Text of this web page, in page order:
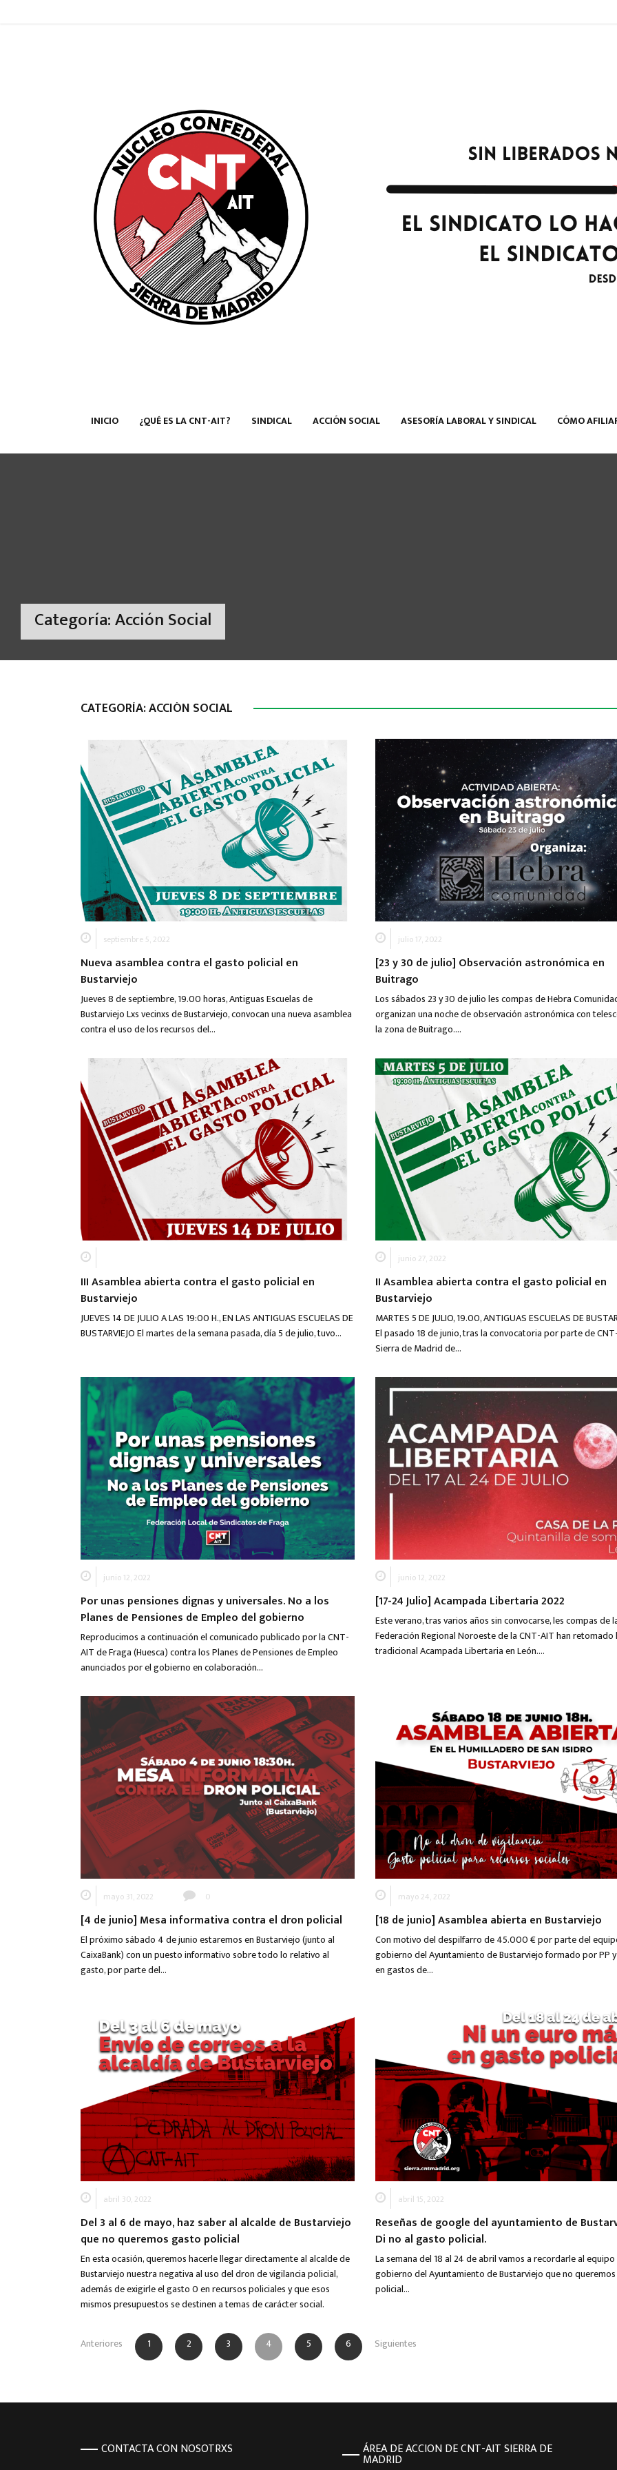
Madrid
INICIO ¿QUÉ ES LA CNT-AIT? SINDICAL ACCIÓN SOCIAL ASESORÍA LABORAL Y SINDICAL CÓMO
Categoría:Acción Social
CATEGORÍA:ACCIÓN SOCIAL
septiembre 5, 2022
Nueva asamblea contra el gasto policial en
Bustarviejo
Jueves 8 de septiembre, 19.00 horas, Antiguas Escuelas de
Bustarviejo Lxs vecinxs de Bustarviejo, convocan una nueva asamblea
contra el uso de los recursos del…
julio 17, 2022
[23 y 30 de julio] Observación astronómica en
Buitrago
Los sábados 23 y 30 de julio les compas de Hebra
organizan una noche de observación astronómica con
la zona de Buitrago….
III Asamblea abierta contra el gasto policial en
Bustarviejo
JUEVES 14 DE JULIO A LAS 19:00 H., EN LAS ANTIGUAS ESCUELAS DE
BUSTARVIEJO El martes de la semana pasada, día 5 de julio, tuvo…
junio 27, 2022
II Asamblea abierta contra el gasto policial en
Bustarviejo
MARTES 5 DE JULIO, 19.00, ANTIGUAS ESCUELAS DE
El pasado 18 de junio, tras la convocatoria por parte de
Sierra de Madrid de…
junio 12, 2022
Por unas pensiones dignas y universales. No a los
Planes de Pensiones de Empleo del gobierno
Reproducimos a continuación el comunicado publicado por la CNT-
AIT de Fraga (Huesca) contra los Planes de Pensiones de Empleo
anunciados por el gobierno en colaboración…
junio 12, 2022
[17-24 Julio] Acampada Libertaria 2022
Este verano, tras varios años sin convocarse, les compas de
Federación Regional Noroeste de la CNT-AIT han retomado
tradicional Acampada Libertaria en León….
mayo 31, 2022 0
[4 de junio] Mesa informativa contra el dron policial
El próximo sábado 4 de junio estaremos en Bustarviejo (junto al
CaixaBank) con un puesto informativo sobre todo lo relativo al
gasto, por parte del…
mayo 24, 2022
[18 de junio] Asamblea abierta en Bustarviejo
Con motivo del despilfarro de 45.000 € por parte del
gobierno del Ayuntamiento de Bustarviejo formado por PP y
en gastos de…
abril 30, 2022
Del 3 al 6 de mayo, haz saber al alcalde de Bustarviejo
que no queremos gasto policial
En esta ocasión, queremos hacerle llegar directamente al alcalde de
Bustarviejo nuestra negativa al uso del dron de vigilancia policial,
además de exigirle el gasto 0 en recursos policiales y que esos
mismos presupuestos se destinen a temas de carácter social.
abril 15, 2022
Reseñas de google del ayuntamiento de
Di no al gasto policial.
La semana del 18 al 24 de abril vamos a recordarle al
gobierno del Ayuntamiento de Bustarviejo que no
policial…
Paginación de entradas
Anteriores 1 2 3 4 5 6 Siguientes
CONTACTA CON NOSOTRXS ÁREA DE ACCION DE CNT-AIT SIERRA DE
MADRID